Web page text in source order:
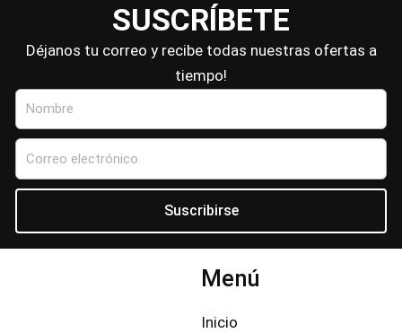
SUSCRÍBETE
Déjanos tu correo y recibe todas nuestras ofertas a
tiempo!
Nombre
Correo
electrónico
Suscribirse
Menú
Inicio